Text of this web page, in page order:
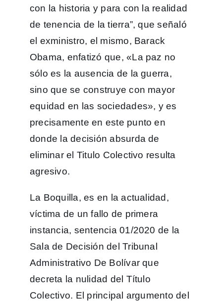
con la historia y para con la realidad
de tenencia de la tierra”, que señaló
el exministro, el mismo, Barack
Obama, enfatizó que, «La paz no
sólo es la ausencia de la guerra,
sino que se construye con mayor
equidad en las sociedades», y es
precisamente en este punto en
donde la decisión absurda de
eliminar el Titulo Colectivo resulta
agresivo.
La Boquilla, es en la actualidad,
víctima de un fallo de primera
instancia, sentencia 01/2020 de la
Sala de Decisión del Tribunal
Administrativo De Bolívar que
decreta la nulidad del Título
Colectivo. El principal argumento del